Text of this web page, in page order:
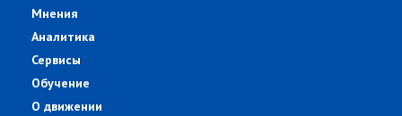
Мнения
Аналитика
Сервисы
Обучение
О движении